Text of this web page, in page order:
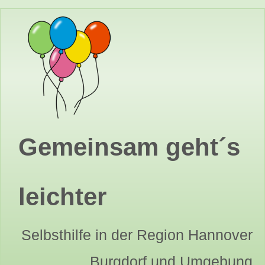
Gemeinsam geht´s
leichter
Selbsthilfe in der Region Hannover
Burgdorf und Umgebung